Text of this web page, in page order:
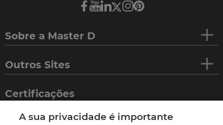
Sobre a Master D
Outros Sites
Certificações
A sua privacidade é importante